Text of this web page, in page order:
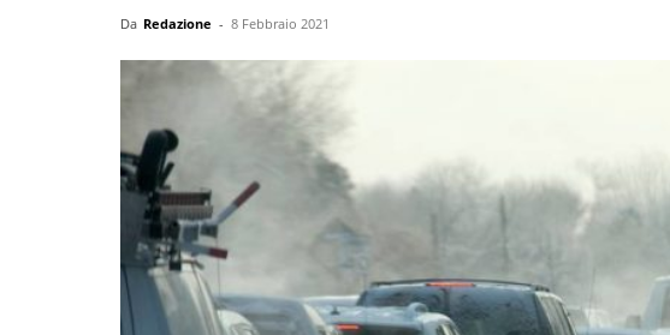
Da Redazione - 8 Febbraio 2021